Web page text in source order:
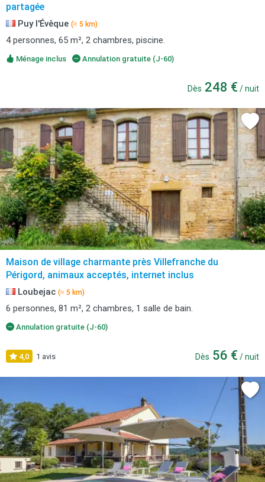
partagée
Puy l'Évêque (≈ 5 km)
4 personnes, 65 m², 2 chambres, piscine.
Ménage inclus Annulation gratuite (J-60)
Dès 248 € / nuit
Maison de village charmante près Villefranche du
Périgord, animaux acceptés, internet inclus
Loubejac (≈ 5 km)
6 personnes, 81 m², 2 chambres, 1 salle de bain.
Annulation gratuite (J-60)
4,0 1 avis Dès 56 € / nuit